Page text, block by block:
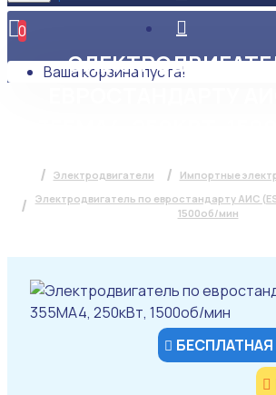
0
Ваша корзина пуста!
Электродвигатели
Импортные
Электродвигатель по евростандарту АИС
1500об/мин